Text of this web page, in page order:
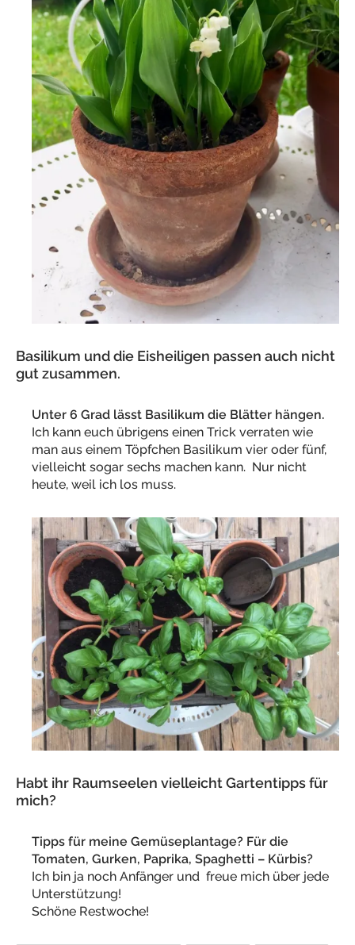
Basilikum und die Eisheiligen passen auch nicht
gut zusammen.
Unter 6 Grad lässt Basilikum die Blätter hängen.
Ich kann euch übrigens einen Trick verraten wie
man aus einem Töpfchen Basilikum vier oder fünf,
vielleicht sogar sechs machen kann. Nur nicht
heute, weil ich los muss.
Habt ihr Raumseelen vielleicht Gartentipps für
mich?
Tipps für meine Gemüseplantage? Für die
Tomaten, Gurken, Paprika, Spaghetti – Kürbis?
Ich bin ja noch Anfänger und freue mich über jede
Unterstützung!
Schöne Restwoche!